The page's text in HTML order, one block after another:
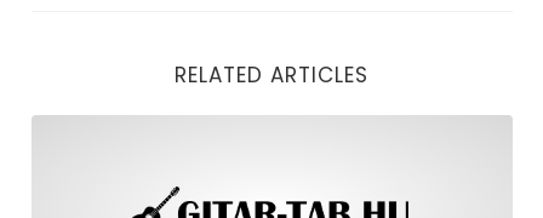
RELATED ARTICLES